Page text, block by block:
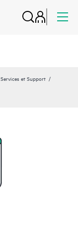
Services et Support